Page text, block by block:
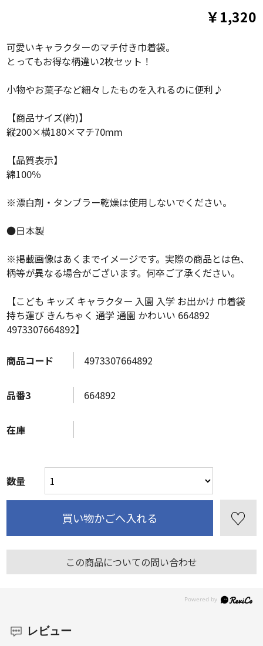
この商品についての問い合わせ
￥1,320
商品コード 4973307664892
品番3 664892
在庫
数量
可愛いキャラクターのマチ付き巾着袋。
とってもお得な柄違い2枚セット！
小物やお菓子など細々したものを入れるのに便利♪
【商品サイズ(約)】
縦200×横180×マチ70mm
【品質表示】
綿100％
※漂白剤・タンブラー乾燥は使用しないでください。
●日本製
※掲載画像はあくまでイメージです。実際の商品とは色、
柄等が異なる場合がございます。何卒ご了承ください。
【こども キッズ キャラクター 入園 入学 お出かけ 巾着袋
持ち運び きんちゃく 通学 通園 かわいい 664892
4973307664892】
レビュー